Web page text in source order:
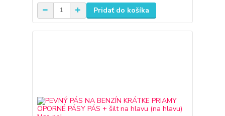
Pridať do košíka